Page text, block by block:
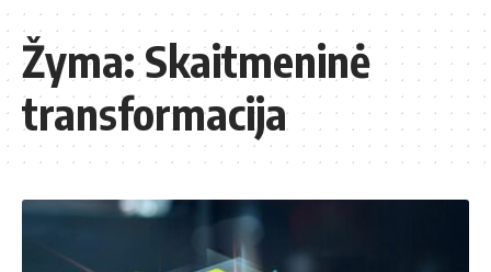
Žyma:Skaitmeninė
transformacija